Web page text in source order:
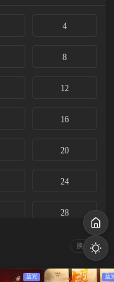
4
8
12
16
20
24
28
36
换一换
蓝光 蓝